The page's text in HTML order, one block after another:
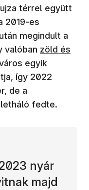
térrel együtt
2019-es
megindult a
valóban zöld és
egyik
így 2022
de a
fedte.
nyár
majd